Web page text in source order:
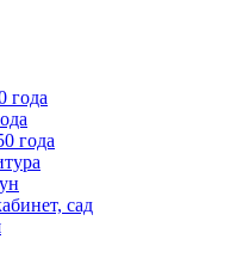
года
года
сад